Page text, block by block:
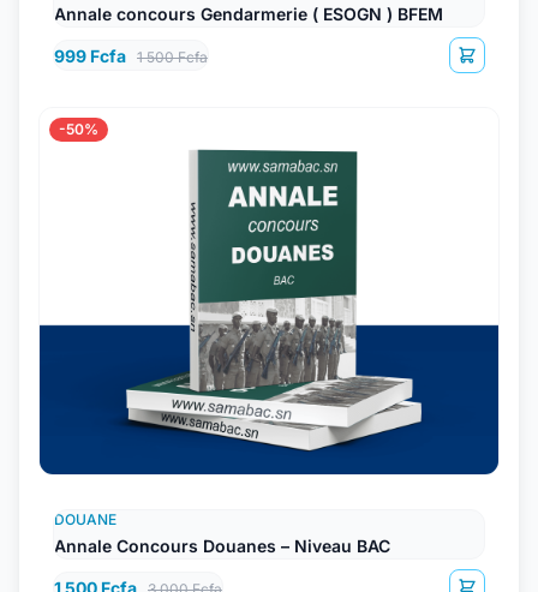
Annale concours Gendarmerie ( ESOGN ) BFEM
999 Fcfa 1 500 Fcfa
-50%
DOUANE
Annale Concours Douanes – Niveau BAC